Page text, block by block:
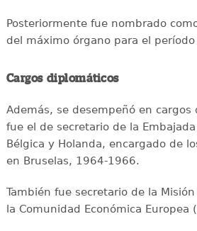
Posteriormente fue nombrado
del máximo órgano para el
Cargos diplomáticos
Además, se desempeñó en
fue el de secretario de la
Bélgica y Holanda, encargado de
en Bruselas, 1964-1966.
También fue secretario de la
la Comunidad Económica Europea